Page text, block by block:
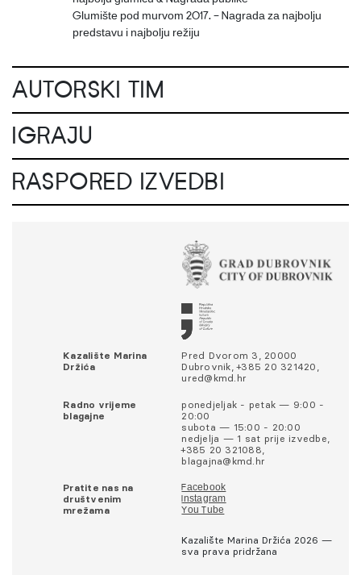
Glumište pod murvom 2017. – Nagrada za najbolju
predstavu i najbolju režiju
AUTORSKI TIM
IGRAJU
RASPORED IZVEDBI
Kazalište Marina
Držića
Pred Dvorom 3, 20000
Dubrovnik, +385 20 321420,
ured@kmd.hr
Radno vrijeme
blagajne
ponedjeljak - petak — 9:00 -
20:00
subota — 15:00 - 20:00
nedjelja — 1 sat prije izvedbe,
+385 20 321088,
blagajna@kmd.hr
Pratite nas na
društvenim
mrežama
Facebook
Instagram
You Tube
Kazalište Marina Držića 2026 —
sva prava pridržana